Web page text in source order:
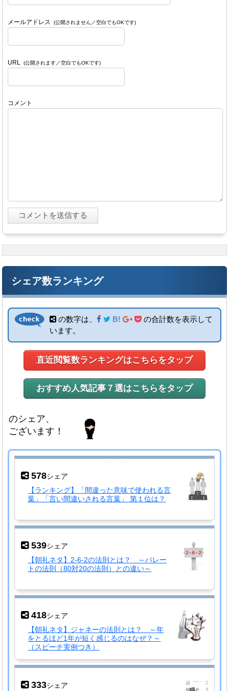
メールアドレス(公開されません／空白でもOKです)
URL(公開されます／空白でもOKです)
コメント
シェア数ランキング
の数字は、 B!
の合計数を表示して
います。
直近閲覧数ランキングはこちらをタップ
おすすめ人気記事７選はこちらをタップ
、
す！
578シェア
【ランキング】「間違った意味で使われる言
葉」「言い間違いされる言葉」 第１位は？
539シェア
【朝礼ネタ】2-6-2の法則とは？ ～パレー
トの法則（80対20の法則）との違い～
418シェア
【朝礼ネタ】ジャネーの法則とは？ ～年
をとるほど1年が短く感じるのはなぜ？～
（スピーチ実例つき）
333シェア